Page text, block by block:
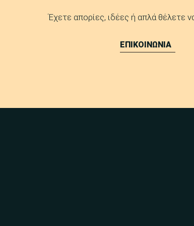
Έχετε απορίες, ιδέες ή απλά θέλετε
ΕΠΙΚΟΙΝΩΝΙΑ